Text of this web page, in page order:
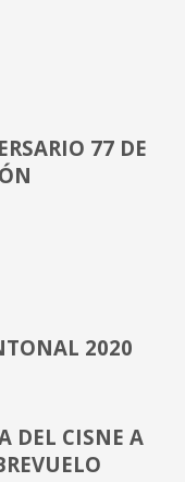
77 DE
2020
DEL CISNE A